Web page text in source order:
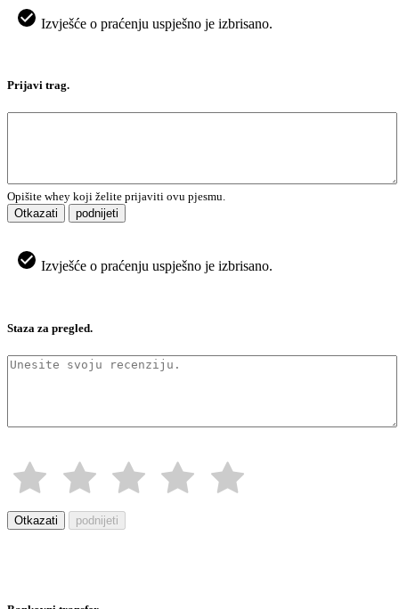
Izvješće o praćenju uspješno je izbrisano.
Prijavi trag.
Opišite whey koji želite prijaviti ovu pjesmu.
Otkazati
podnijeti
Izvješće o praćenju uspješno je izbrisano.
Staza za pregled.
Otkazati podnijeti